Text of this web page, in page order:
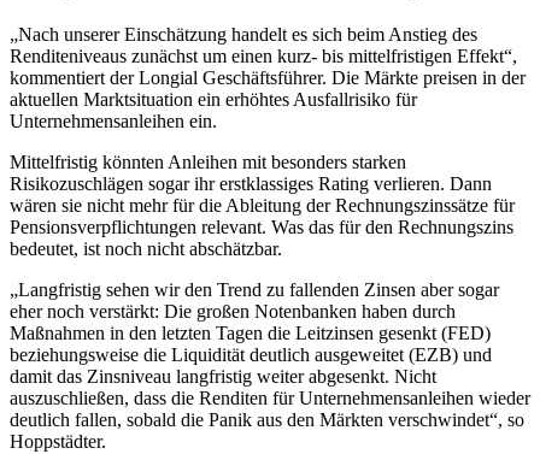
„Nach unserer Einschätzung handelt es sich beim Anstieg des
Renditeniveaus zunächst um einen kurz- bis mittelfristigen Effekt“,
kommentiert der Longial Geschäftsführer. Die Märkte preisen in der
aktuellen Marktsituation ein erhöhtes Ausfallrisiko für
Unternehmensanleihen ein.
Mittelfristig könnten Anleihen mit besonders starken
Risikozuschlägen sogar ihr erstklassiges Rating verlieren. Dann
wären sie nicht mehr für die Ableitung der Rechnungszinssätze für
Pensionsverpflichtungen relevant. Was das für den Rechnungszins
bedeutet, ist noch nicht abschätzbar.
„Langfristig sehen wir den Trend zu fallenden Zinsen aber sogar
eher noch verstärkt: Die großen Notenbanken haben durch
Maßnahmen in den letzten Tagen die Leitzinsen gesenkt (FED)
beziehungsweise die Liquidität deutlich ausgeweitet (EZB) und
damit das Zinsniveau langfristig weiter abgesenkt. Nicht
auszuschließen, dass die Renditen für Unternehmensanleihen wieder
deutlich fallen, sobald die Panik aus den Märkten verschwindet“, so
Hoppstädter.